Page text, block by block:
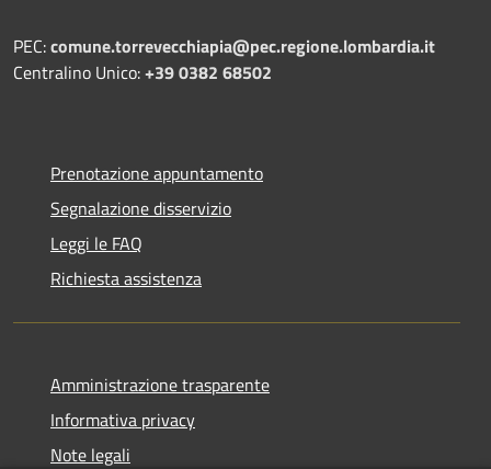
PEC:comune.torrevecchiapia@pec.regione.lombardia.it
Centralino Unico:+39 0382 68502
Prenotazione appuntamento
Segnalazione disservizio
Leggi le FAQ
Richiesta assistenza
Amministrazione trasparente
Informativa privacy
Note legali